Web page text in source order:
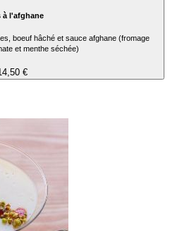
à l'afghane
boeuf hâché et sauce afghane (fromage
et menthe séchée)
€